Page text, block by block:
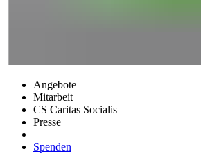
Angebote
Mitarbeit
CS Caritas Socialis
Presse
Spenden